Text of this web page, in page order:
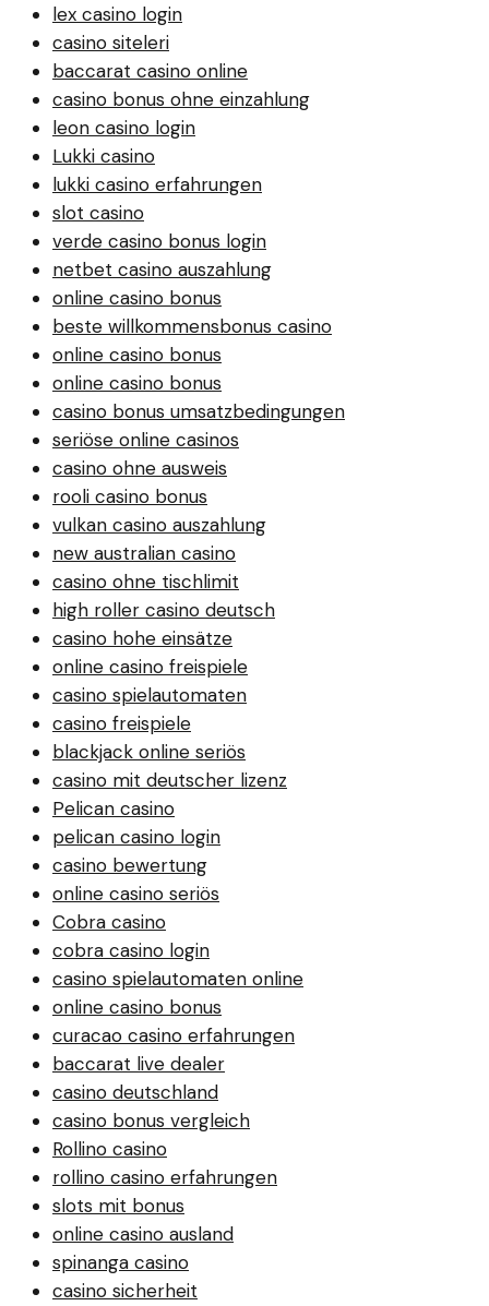
lex casino login
casino siteleri
baccarat casino online
casino bonus ohne einzahlung
leon casino login
Lukki casino
lukki casino erfahrungen
slot casino
verde casino bonus login
netbet casino auszahlung
online casino bonus
beste willkommensbonus casino
online casino bonus
online casino bonus
casino bonus umsatzbedingungen
seriöse online casinos
casino ohne ausweis
rooli casino bonus
vulkan casino auszahlung
new australian casino
casino ohne tischlimit
high roller casino deutsch
casino hohe einsätze
online casino freispiele
casino spielautomaten
casino freispiele
blackjack online seriös
casino mit deutscher lizenz
Pelican casino
pelican casino login
casino bewertung
online casino seriös
Cobra casino
cobra casino login
casino spielautomaten online
online casino bonus
curacao casino erfahrungen
baccarat live dealer
casino deutschland
casino bonus vergleich
Rollino casino
rollino casino erfahrungen
slots mit bonus
online casino ausland
spinanga casino
casino sicherheit